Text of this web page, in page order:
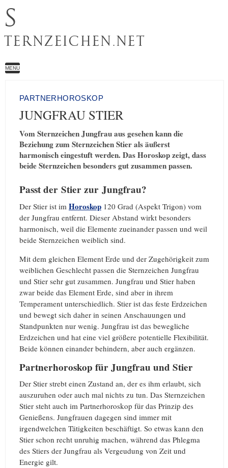
S
TERNZEICHEN.NET
MENU
PARTNERHOROSKOP
JUNGFRAU STIER
Vom Sternzeichen Jungfrau aus gesehen kann die
Beziehung zum Sternzeichen Stier als äußerst
harmonisch eingestuft werden. Das Horoskop zeigt, dass
beide Sternzeichen besonders gut zusammen passen.
Passt der Stier zur Jungfrau?
Der Stier ist im Horoskop 120 Grad (Aspekt Trigon) vom
der Jungfrau entfernt. Dieser Abstand wirkt besonders
harmonisch, weil die Elemente zueinander passen und weil
beide Sternzeichen weiblich sind.
Mit dem gleichen Element Erde und der Zugehörigkeit zum
weiblichen Geschlecht passen die Sternzeichen Jungfrau
und Stier sehr gut zusammen. Jungfrau und Stier haben
zwar beide das Element Erde, sind aber in ihrem
Temperament unterschiedlich. Stier ist das feste Erdzeichen
und bewegt sich daher in seinen Anschauungen und
Standpunkten nur wenig. Jungfrau ist das bewegliche
Erdzeichen und hat eine viel größere potentielle Flexibilität.
Beide können einander behindern, aber auch ergänzen.
Partnerhoroskop für Jungfrau und Stier
Der Stier strebt einen Zustand an, der es ihm erlaubt, sich
auszuruhen oder auch mal nichts zu tun. Das Sternzeichen
Stier steht auch im Partnerhoroskop für das Prinzip des
Genießens. Jungfrauen dagegen sind immer mit
irgendwelchen Tätigkeiten beschäftigt. So etwas kann den
Stier schon recht unruhig machen, während das Phlegma
des Stiers der Jungfrau als Vergeudung von Zeit und
Energie gilt.